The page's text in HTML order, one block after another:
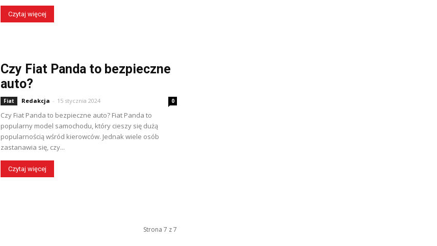
Czytaj więcej
Czy Fiat Panda to bezpieczne
auto?
Fiat Redakcja - 15 stycznia 2024 0
Czy Fiat Panda to bezpieczne auto? Fiat Panda to
popularny model samochodu, który cieszy się dużą
popularnością wśród kierowców. Jednak wiele osób
zastanawia się, czy...
Czytaj więcej
Strona 7 z 7